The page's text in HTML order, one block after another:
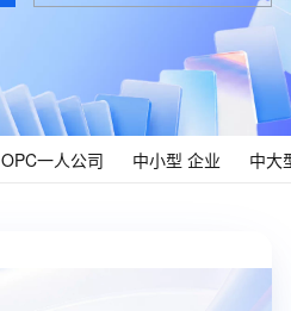
OPC一人公司 中小型 企业 中大